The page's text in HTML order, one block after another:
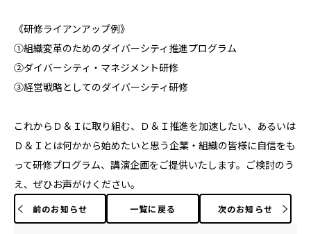
《研修ライアンアップ例》
①組織変革のためのダイバーシティ推進プログラム
②ダイバーシティ・マネジメント研修
③経営戦略としてのダイバーシティ研修
これからＤ＆Ｉに取り組む、Ｄ＆Ｉ推進を加速したい、あるいは
Ｄ＆Ｉとは何かから始めたいと思う企業・組織の皆様に自信をも
って研修プログラム、講演企画をご提供いたします。ご検討のう
え、ぜひお声がけください。
前のお知らせ 一覧に戻る 次のお知らせ